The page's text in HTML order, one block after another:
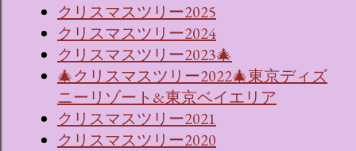
クリスマスツリー2025
クリスマスツリー2024
クリスマスツリー2023🎄
🎄クリスマスツリー2022🎄東京ディズ
ニーリゾート&東京ベイエリア
クリスマスツリー2021
クリスマスツリー2020